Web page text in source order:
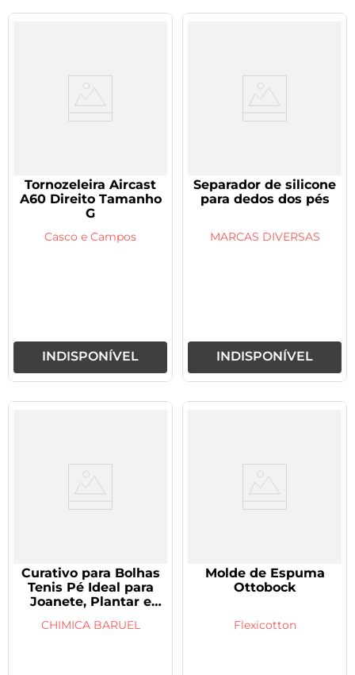
Tornozeleira Aircast
A60 Direito Tamanho
G
Casco e Campos
INDISPONÍVEL
Separador de silicone
para dedos dos pés
MARCAS DIVERSAS
INDISPONÍVEL
Curativo para Bolhas
Tenis Pé Ideal para
Joanete, Plantar e
unidades
CHIMICA BARUEL
Molde de Espuma
Ottobock
Flexicotton